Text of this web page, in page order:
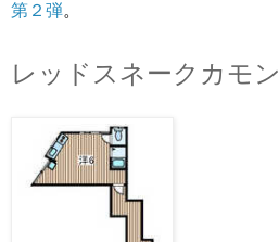
第２弾。
レッドスネークカモン